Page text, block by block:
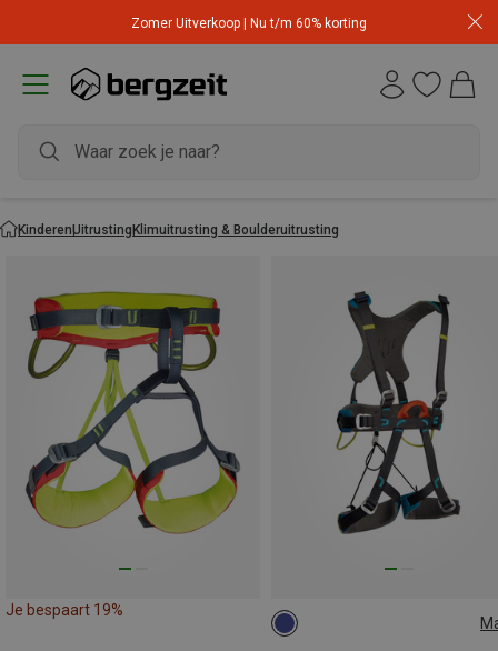
Zomer Uitverkoop | Nu t/m 60% korting
KinderenUitrustingKlimuitrusting & Boulderuitrusting
Je bespaart 19%
ONE SIZE